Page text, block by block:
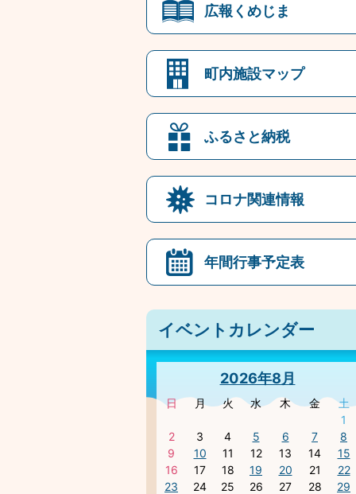
広報くめじま
町内施設マップ
ふるさと納税
コロナ関連情報
年間行事予定表
イベントカレンダー
2026年8月
日 月 火 水 木 金
土
1
2
3 4 5 6 7
8
9
10 11 12 13 14
15
16
17 18 19 20 21
22
23
24 25 26 27 28
29